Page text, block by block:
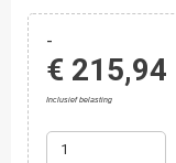
-
€ 215,94
Inclusief belasting